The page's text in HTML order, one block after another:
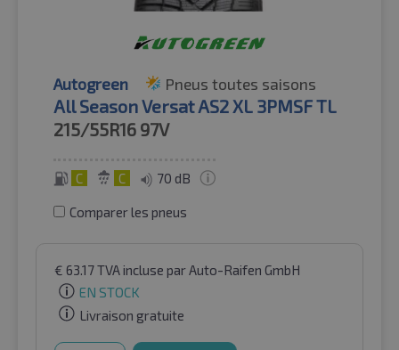
Autogreen Pneus toutes saisons
All Season Versat AS2 XL 3PMSF TL
215/55R16 97V
C C 70 dB
Comparer les pneus
€ 63.17TVA incluse par Auto-Raifen GmbH
EN STOCK
Livraison gratuite